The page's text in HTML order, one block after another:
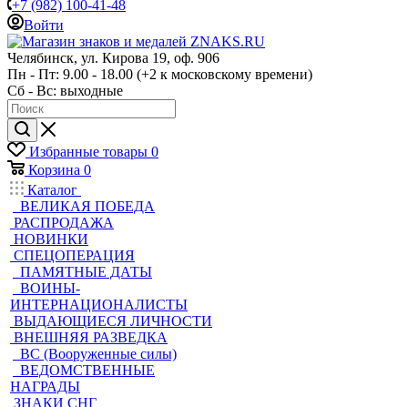
+7 (982) 100-41-48
Войти
Челябинск, ул. Кирова 19, оф. 906
Пн - Пт: 9.00 - 18.00 (+2 к московскому времени)
Сб - Вс: выходные
Избранные товары 0
Корзина 0
Каталог
ВЕЛИКАЯ ПОБЕДА
РАСПРОДАЖА
НОВИНКИ
СПЕЦОПЕРАЦИЯ
ПАМЯТНЫЕ ДАТЫ
ВОИНЫ-
ИНТЕРНАЦИОНАЛИСТЫ
ВЫДАЮЩИЕСЯ ЛИЧНОСТИ
ВНЕШНЯЯ РАЗВЕДКА
ВС (Вооруженные силы)
ВЕДОМСТВЕННЫЕ
НАГРАДЫ
ЗНАКИ СНГ